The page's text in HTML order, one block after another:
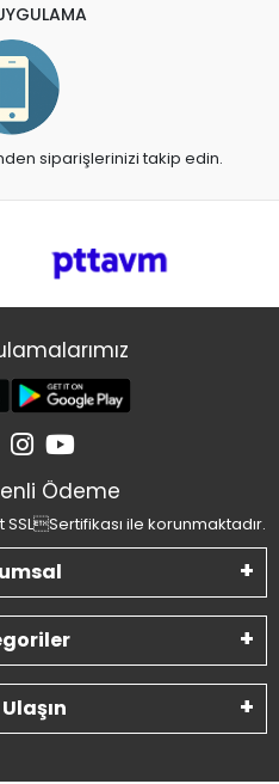
siparişlerinizi takip edin.
Ödeme
ile korunmaktadır.